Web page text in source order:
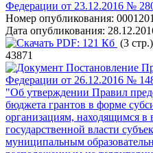
Федерации от 23.12.2016 №
Номер опубликования:
Дата опубликования:
PDF: 121 Кб (3 стр.)
43871
Постановление
Федерации от 26.12.2016 №
"Об утверждении Правил
бюджета грантов в форме
организациям, находящимся в
государственной власти
муниципальным